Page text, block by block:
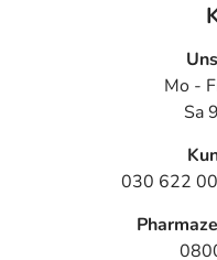
Bei einer
Hautausschlägen,
kommen. Setzen Sie
Überdosierung
Einnahme vergessen?
Setzen Sie die
Zeitpunkt ganz normal
Mo -
Sa
030 622